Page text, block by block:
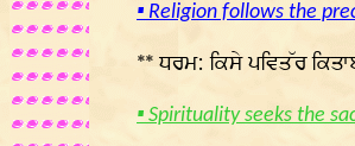
▪ Religion follows the
** ਧਰਮ: ਕਿਸੇ ਪਵਿਤੱਰ
▪ Spirituality seeks the